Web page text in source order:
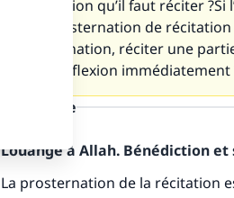
l’invocation qu’il faut réciter
une prosternation de
prosternation, réciter une
de génuflexion immédiatement
la réponse
Louange à Allah. Bénédiction
La prosternation de la récitation
personnes